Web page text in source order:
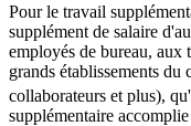
Pour le travail
supplément de salaire
employés de bureau, aux
grands établissements
collaborateurs et plus),
supplémentaire